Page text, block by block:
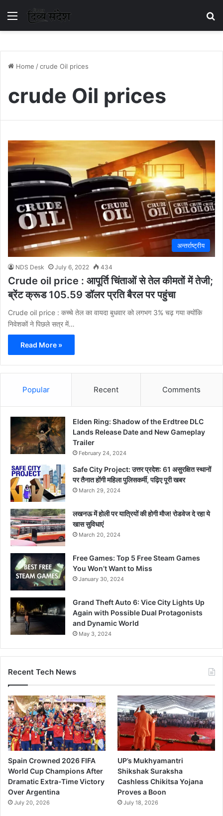
Menu
Home /crude Oil prices
crude Oil prices
अन्तर्राष्ट्रीय
NDS Desk July 6, 2022 434
Crude oil price : आपूर्ति चिंताओं से तेल कीमतों में तेजी;
ब्रेंट क्रूड 105.59 डॉलर प्रति बैरल पर पहुंचा
Crude oil price : कच्चे तेल का वायदा बुधवार को लगभग 3% चढ़ गया क्योंकि
निवेशकों ने पिछले सत्र में…
Read More »
Popular Recent Comments
Elden Ring: Shadow of the Erdtree DLC
Lands Release Date and New Gameplay
Trailer
February 24, 2024
Safe City Project: उत्तर प्रदेश: 61 असुरक्षित स्थानों
पर तैनात होंगी महिला पुलिसकर्मी, पढ़िए पूरी खबर
March 29, 2024
लखनऊ में होली पर यात्रियों की होगी मौज! रोडवेज दे रहा ये
खास सुविधाएं
March 20, 2024
Free Games: Top 5 Free Steam Games
You Won’t Want to Miss
January 30, 2024
Grand Theft Auto 6: Vice City Lights Up
Again with Possible Dual Protagonists
and Dynamic World
May 3, 2024
Recent Tech News
Spain Crowned 2026 FIFA
World Cup Champions After
Dramatic Extra-Time Victory
Over Argentina
July 20, 2026
UP’s Mukhyamantri
Shikshak Suraksha
Cashless Chikitsa Yojana
Proves a Boon
July 18, 2026